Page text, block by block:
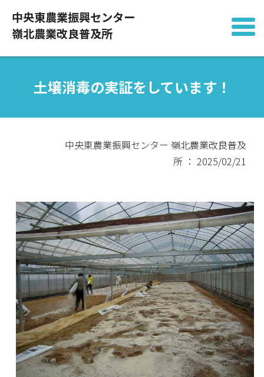
中央東農業振興センター
嶺北農業改良普及所
土壌消毒の実証をしています！
中央東農業振興センター 嶺北農業改良普及
所 ： 2025/02/21